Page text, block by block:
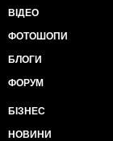
ВІДЕО
ФОТОШОПИ
БЛОГИ
ФОРУМ
БІЗНЕС
НОВИНИ